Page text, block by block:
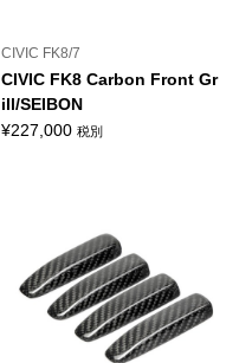
CIVIC FK8/7
CIVIC FK8 Carbon Front Gr
ill/SEIBON
¥227,000 税別